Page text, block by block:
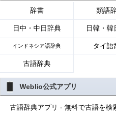
辞書 類語
日中・中日辞典 日韓・韓
インドネシア語辞典 タイ語
古語辞典
Weblio公式アプリ
古語辞典アプリ - 無料で古語を検